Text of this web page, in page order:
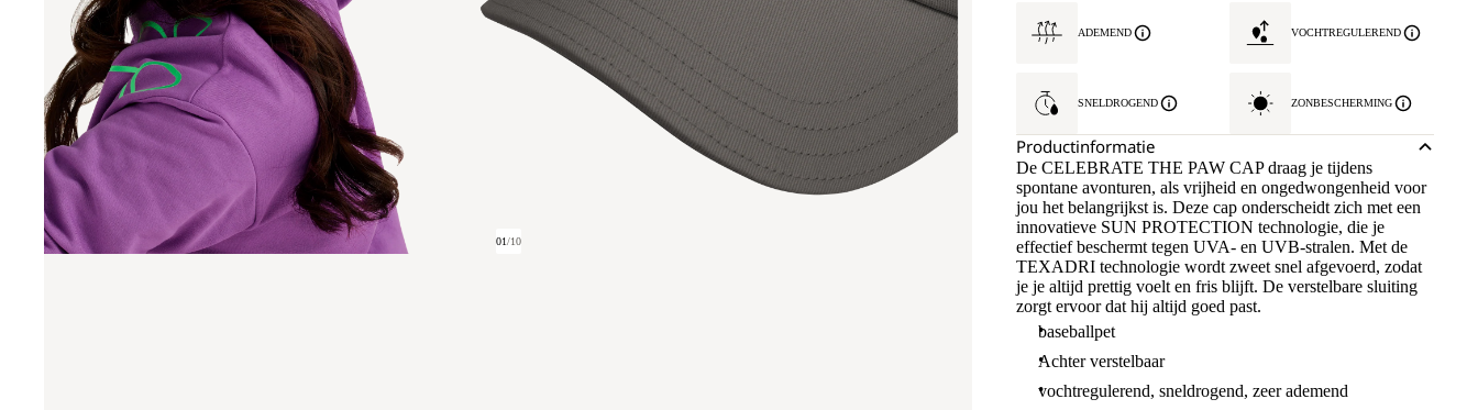
01/10
ADEMEND VOCHTREGULEREND
SNELDROGEND ZONBESCHERMING
Productinformatie
De CELEBRATE THE PAW CAP draag je tijdens
spontane avonturen, als vrijheid en ongedwongenheid voor
jou het belangrijkst is. Deze cap onderscheidt zich met een
innovatieve SUN PROTECTION technologie, die je
effectief beschermt tegen UVA- en UVB-stralen. Met de
TEXADRI technologie wordt zweet snel afgevoerd, zodat
je je altijd prettig voelt en fris blijft. De verstelbare sluiting
zorgt ervoor dat hij altijd goed past.
baseballpet
Achter verstelbaar
vochtregulerend, sneldrogend, zeer ademend